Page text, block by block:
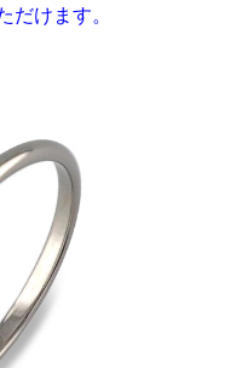
だけます。